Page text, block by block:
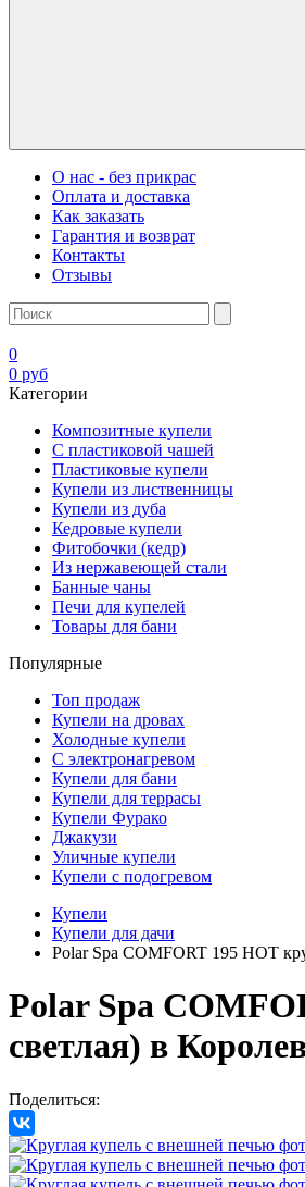
О нас - без прикрас
Оплата и доставка
Как заказать
Гарантия и возврат
Контакты
Отзывы
0
0 руб
Категории
Композитные купели
С пластиковой чашей
Пластиковые купели
Купели из лиственницы
Купели из дуба
Кедровые купели
Фитобочки (кедр)
Из нержавеющей стали
Банные чаны
Печи для купелей
Товары для бани
Популярные
Топ продаж
Купели на дровах
Холодные купели
С электронагревом
Купели для бани
Купели для террасы
Купели Фурако
Джакузи
Уличные купели
Купели с подогревом
Купели
Купели для дачи
Polar Spa COMFORT 195 HOT
Polar Spa
светлая) в
Поделиться: